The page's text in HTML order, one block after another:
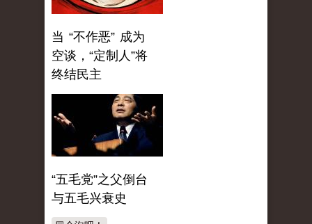
当 “不作恶” 成为
空谈，“定制人”将
终结民主
“五毛党”之父倒台
与五毛兴衰史